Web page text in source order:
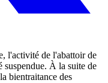
l'activité de l'abattoir de
suspendue. À la suite de
bientraitance des